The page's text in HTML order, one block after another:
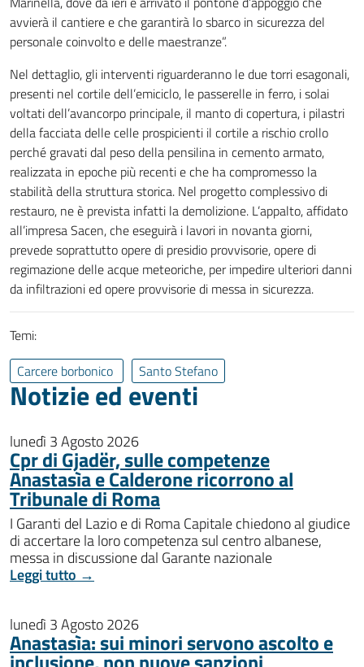
avvierà il cantiere e che garantirà lo sbarco in sicurezza del
personale coinvolto e delle maestranze”.
Nel dettaglio, gli interventi riguarderanno le due torri esagonali,
presenti nel cortile dell’emiciclo, le passerelle in ferro, i solai
voltati dell’avancorpo principale, il manto di copertura, i pilastri
della facciata delle celle prospicienti il cortile a rischio crollo
perché gravati dal peso della pensilina in cemento armato,
realizzata in epoche più recenti e che ha compromesso la
stabilità della struttura storica. Nel progetto complessivo di
restauro, ne è prevista infatti la demolizione. L’appalto, affidato
all’impresa Sacen, che eseguirà i lavori in novanta giorni,
prevede soprattutto opere di presidio provvisorie, opere di
regimazione delle acque meteoriche, per impedire ulteriori danni
da infiltrazioni ed opere provvisorie di messa in sicurezza.
Temi:
Carcere borbonico
Santo Stefano
Notizie ed eventi
lunedì 3 Agosto 2026
Cpr di Gjadër, sulle competenze
Anastasìa e Calderone ricorrono al
Tribunale di Roma
I Garanti del Lazio e di Roma Capitale chiedono al giudice
di accertare la loro competenza sul centro albanese,
messa in discussione dal Garante nazionale
Leggi tutto →
lunedì 3 Agosto 2026
Anastasìa: sui minori servono ascolto e